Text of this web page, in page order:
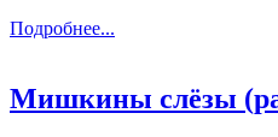
Подробнее...
Мишкины слёзы